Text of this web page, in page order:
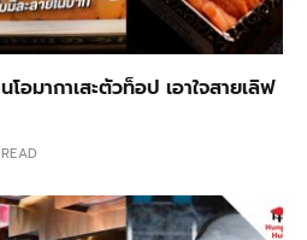
มากาเสะตัวท็อป เอาใจสายเลิฟ